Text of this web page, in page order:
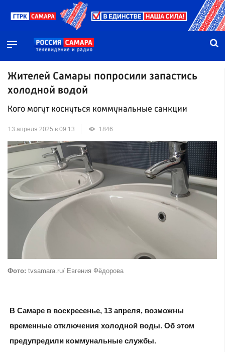
Жителей Самары попросили запастись
холодной водой
Кого могут коснуться коммунальные санкции
13 апреля 2025 в 09:13 1846
Фото: tvsamara.ru/ Евгения Фёдорова
В Самаре в воскресенье, 13 апреля, возможны
временные отключения холодной воды. Об этом
предупредили коммунальные службы.